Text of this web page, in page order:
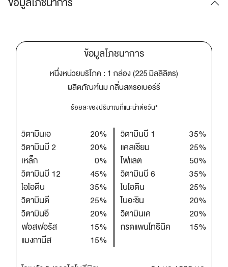
ข้อมูลโภชนาการ
หนึ่งหน่วยบริโภค : 1 กล่อง (225 มิลลิลิตร)
ผลิตภัณฑ์นม กลิ่นสตรอเบอร์รี
ร้อยละของปริมาณที่แนะนำต่อวัน*
วิตามินเอ
20%
วิตามินบี 2
20%
เหล็ก
0%
วิตามินบี 12
45%
ไอโอดีน
35%
วิตามินดี
25%
วิตามินอี
20%
ฟอสฟอรัส
15%
แมงกานีส
15%
วิตามินบี 1
35%
แคลเซียม
25%
โฟแลต
50%
วิตามินบี 6
35%
ไบโอติน
25%
ไนอะซิน
20%
วิตามินเค
20%
กรดแพนโทธินิค
15%